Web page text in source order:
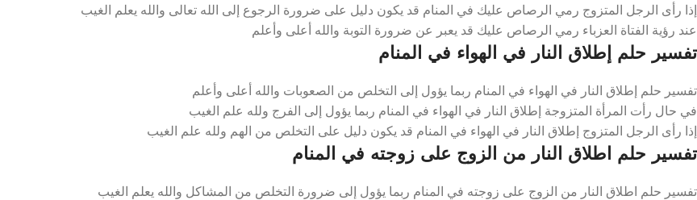
إذا رأى الرجل المتزوج رمي الرصاص عليك في المنام قد يكون دليل على ضرورة الرجوع إلى الله تعالى والله يعلم الغيب
عند رؤية الفتاة العزباء رمي الرصاص عليك قد يعبر عن ضرورة التوبة والله أعلى وأعلم
تفسير حلم إطلاق النار في الهواء في المنام
تفسير حلم إطلاق النار في الهواء في المنام ربما يؤول إلى التخلص من الصعوبات والله أعلى وأعلم
في حال رأت المرأة المتزوجة إطلاق النار في الهواء في المنام ربما يؤول إلى الفرج ولله علم الغيب
إذا رأى الرجل المتزوج إطلاق النار في الهواء في المنام قد يكون دليل على التخلص من الهم ولله علم الغيب
تفسير حلم اطلاق النار من الزوج على زوجته في المنام
تفسير حلم اطلاق النار من الزوج على زوجته في المنام ربما يؤول إلى ضرورة التخلص من المشاكل والله يعلم الغيب